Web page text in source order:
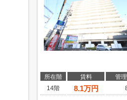
所在階 賃料
管
14階
8.1万円